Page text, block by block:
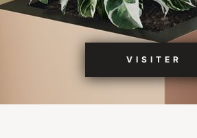
VISITER